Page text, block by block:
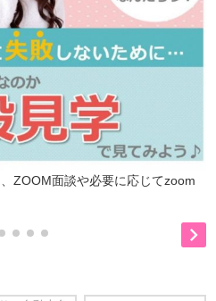
ZOOM面談や必要に応じてzoom
